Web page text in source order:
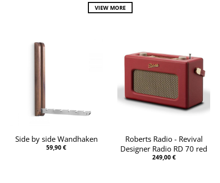
VIEW MORE
Side by side Wandhaken
59,90 €
Roberts Radio - Revival
Designer Radio RD 70 red
249,00 €